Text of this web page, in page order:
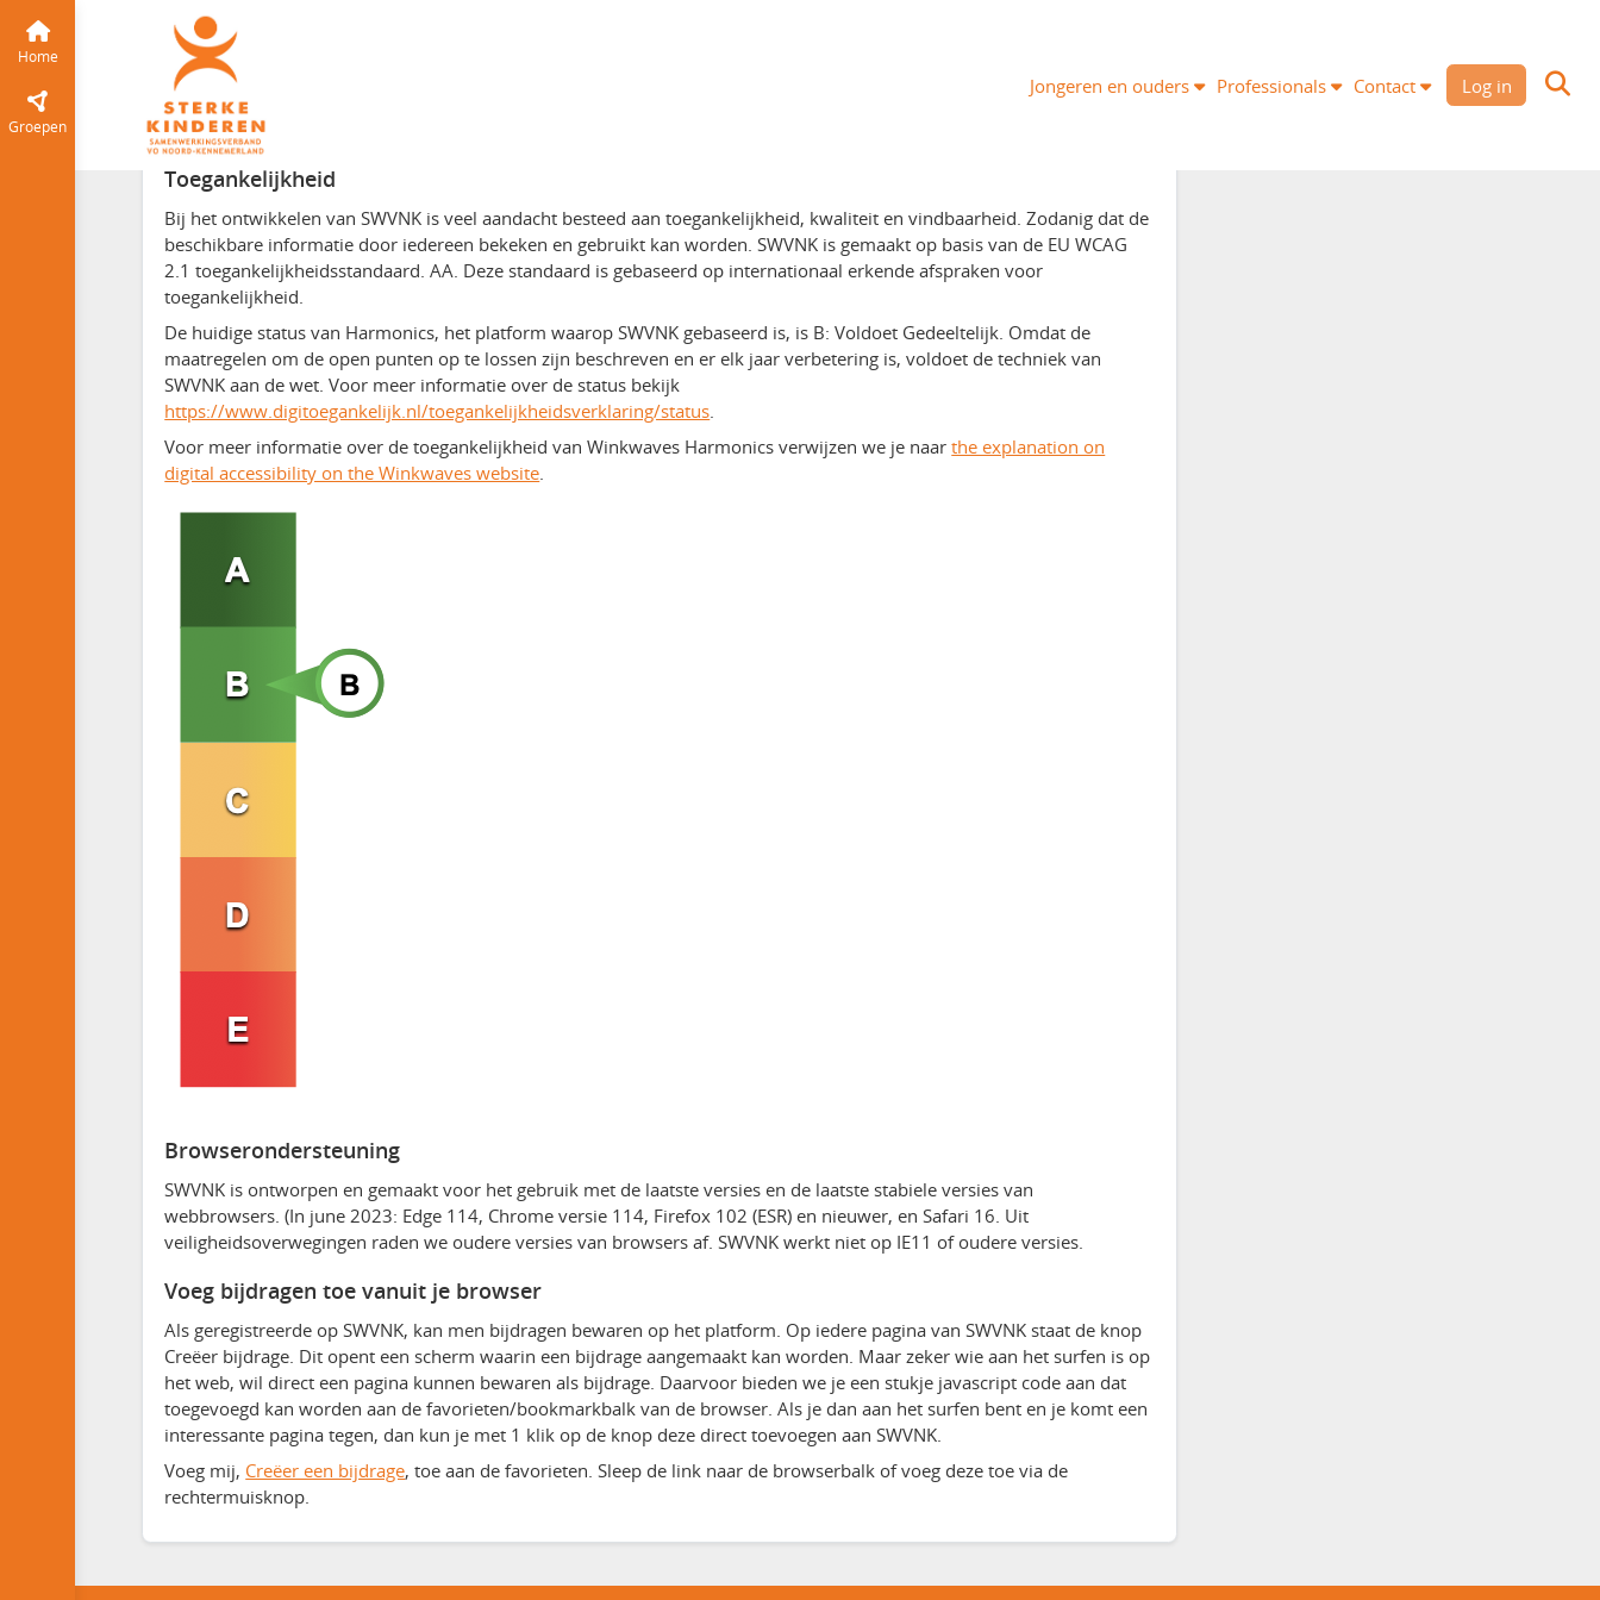
Jongeren en ouders Professionals Contact Log in
Home
Groepen
Voeg bijdragen toe vanuit je browser
Service en help
Toegankelijkheid
Bij het ontwikkelen van SWVNK is veel aandacht besteed aan toegankelijkheid, kwaliteit en vindbaarheid. Zodanig dat de
beschikbare informatie door iedereen bekeken en gebruikt kan worden. SWVNK is gemaakt op basis van de EU WCAG
2.1 toegankelijkheidsstandaard. AA. Deze standaard is gebaseerd op internationaal erkende afspraken voor
toegankelijkheid.
De huidige status van Harmonics, het platform waarop SWVNK gebaseerd is, is B: Voldoet Gedeeltelijk. Omdat de
maatregelen om de open punten op te lossen zijn beschreven en er elk jaar verbetering is, voldoet de techniek van
SWVNK aan de wet. Voor meer informatie over de status bekijk
https://www.digitoegankelijk.nl/toegankelijkheidsverklaring/status.
Voor meer informatie over de toegankelijkheid van Winkwaves Harmonics verwijzen we je naarthe explanation on
digital accessibility on the Winkwaves website.
Browserondersteuning
SWVNK is ontworpen en gemaakt voor het gebruik met de laatste versies en de laatste stabiele versies van
webbrowsers. (In june 2023: Edge 114, Chrome versie 114, Firefox 102 (ESR) en nieuwer, en Safari 16. Uit
veiligheidsoverwegingen raden we oudere versies van browsers af. SWVNK werkt niet op IE11 of oudere versies.
Voeg bijdragen toe vanuit je browser
Als geregistreerde op SWVNK, kan men bijdragen bewaren op het platform. Op iedere pagina van SWVNK staat de knop
Creëer bijdrage. Dit opent een scherm waarin een bijdrage aangemaakt kan worden. Maar zeker wie aan het surfen is op
het web, wil direct een pagina kunnen bewaren als bijdrage. Daarvoor bieden we je een stukje javascript code aan dat
toegevoegd kan worden aan de favorieten/bookmarkbalk van de browser. Als je dan aan het surfen bent en je komt een
interessante pagina tegen, dan kun je met 1 klik op de knop deze direct toevoegen aan SWVNK.
Voeg mij, Creëer een bijdrage, toe aan de favorieten. Sleep de link naar de browserbalk of voeg deze toe via de
rechtermuisknop.